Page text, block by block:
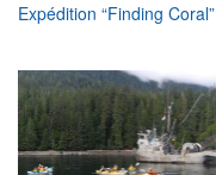
Expédition “Finding Coral”